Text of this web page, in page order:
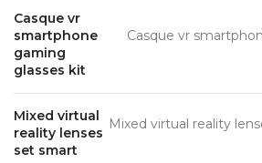
Casque vr
smartphone
gaming
glasses kit
Casque vr
Mixed virtual
reality lenses
set smart
Mixed virtual reality